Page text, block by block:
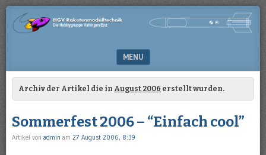
HGV-
Die
Hobbygruppe
MENU
SKIP TO CONTENT
Archiv der Artikel die in August 2006 erstellt wurden.
Sommerfest 2006 – “Einfach cool”
Artikel von admin am 27 August 2006, 8:39